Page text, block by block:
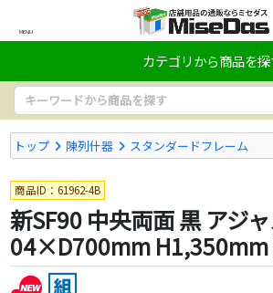
MENU
カテゴリから商品を
トップ 陳列什器 スタンダードフレーム
商品ID：61962-4B
新SF90 中央両面 黒 アジ
04×D700mm H1,350mm